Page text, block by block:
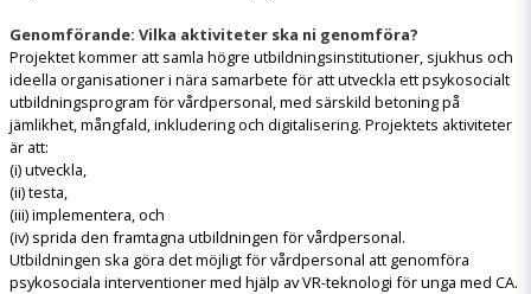
Genomförande: Vilka aktiviteter ska ni genomföra?
Projektet kommer att samla högre utbildningsinstitutioner, sjukhus och
ideella organisationer i nära samarbete för att utveckla ett psykosocialt
utbildningsprogram för vårdpersonal, med särskild betoning på
jämlikhet, mångfald, inkludering och digitalisering. Projektets aktiviteter
är att:
(i) utveckla,
(ii) testa,
(iii) implementera, och
(iv) sprida den framtagna utbildningen för vårdpersonal.
Utbildningen ska göra det möjligt för vårdpersonal att genomföra
psykosociala interventioner med hjälp av VR-teknologi för unga med CA.